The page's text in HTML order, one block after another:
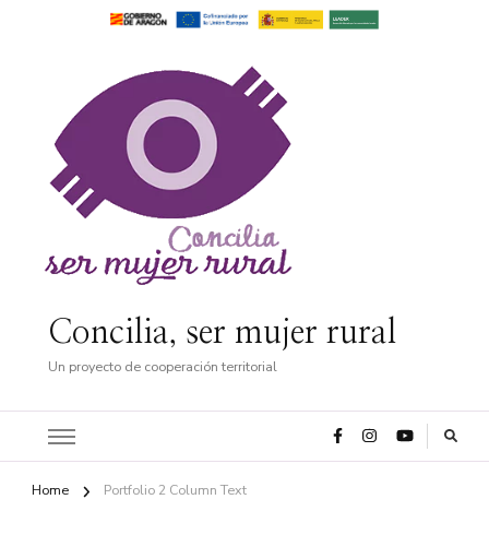
Concilia, ser mujer rural
Un proyecto de cooperación territorial
Home Portfolio 2 Column Text